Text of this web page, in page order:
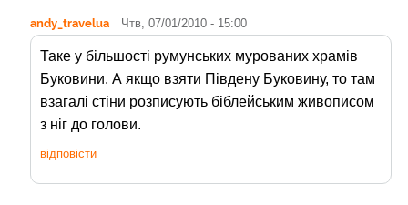
andy_travelua Чтв, 07/01/2010 - 15:00
Таке у більшості румунських мурованих храмів
Буковини. А якщо взяти Південу Буковину, то там
взагалі стіни розписують біблейським живописом
з ніг до голови.
відповісти